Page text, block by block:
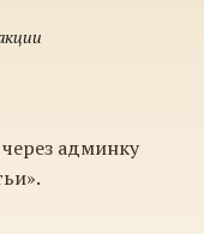
админку